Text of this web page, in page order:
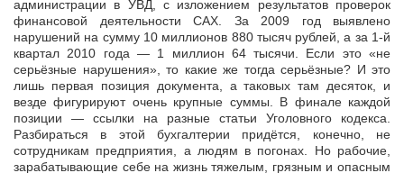
администрации в УВД, с изложением результатов проверок
финансовой деятельности САХ. За 2009 год выявлено
нарушений на сумму 10 миллионов 880 тысяч рублей, а за 1-й
квартал 2010 года — 1 миллион 64 тысячи. Если это «не
серьёзные нарушения», то какие же тогда серьёзные? И это
лишь первая позиция документа, а таковых там десяток, и
везде фигурируют очень крупные суммы. В финале каждой
позиции — ссылки на разные статьи Уголовного кодекса.
Разбираться в этой бухгалтерии придётся, конечно, не
сотрудникам предприятия, а людям в погонах. Но рабочие,
зарабатывающие себе на жизнь тяжелым, грязным и опасным